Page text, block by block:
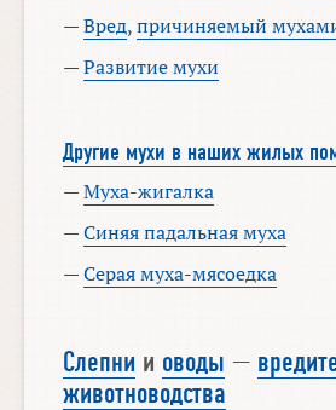
—Вред,причиняемый
—Развитие мухи
Другие мухи в наших жилых
—Муха-жигалка
—Синяя падальная муха
—Серая муха-мясоедка
Слепни и оводы —
животноводства